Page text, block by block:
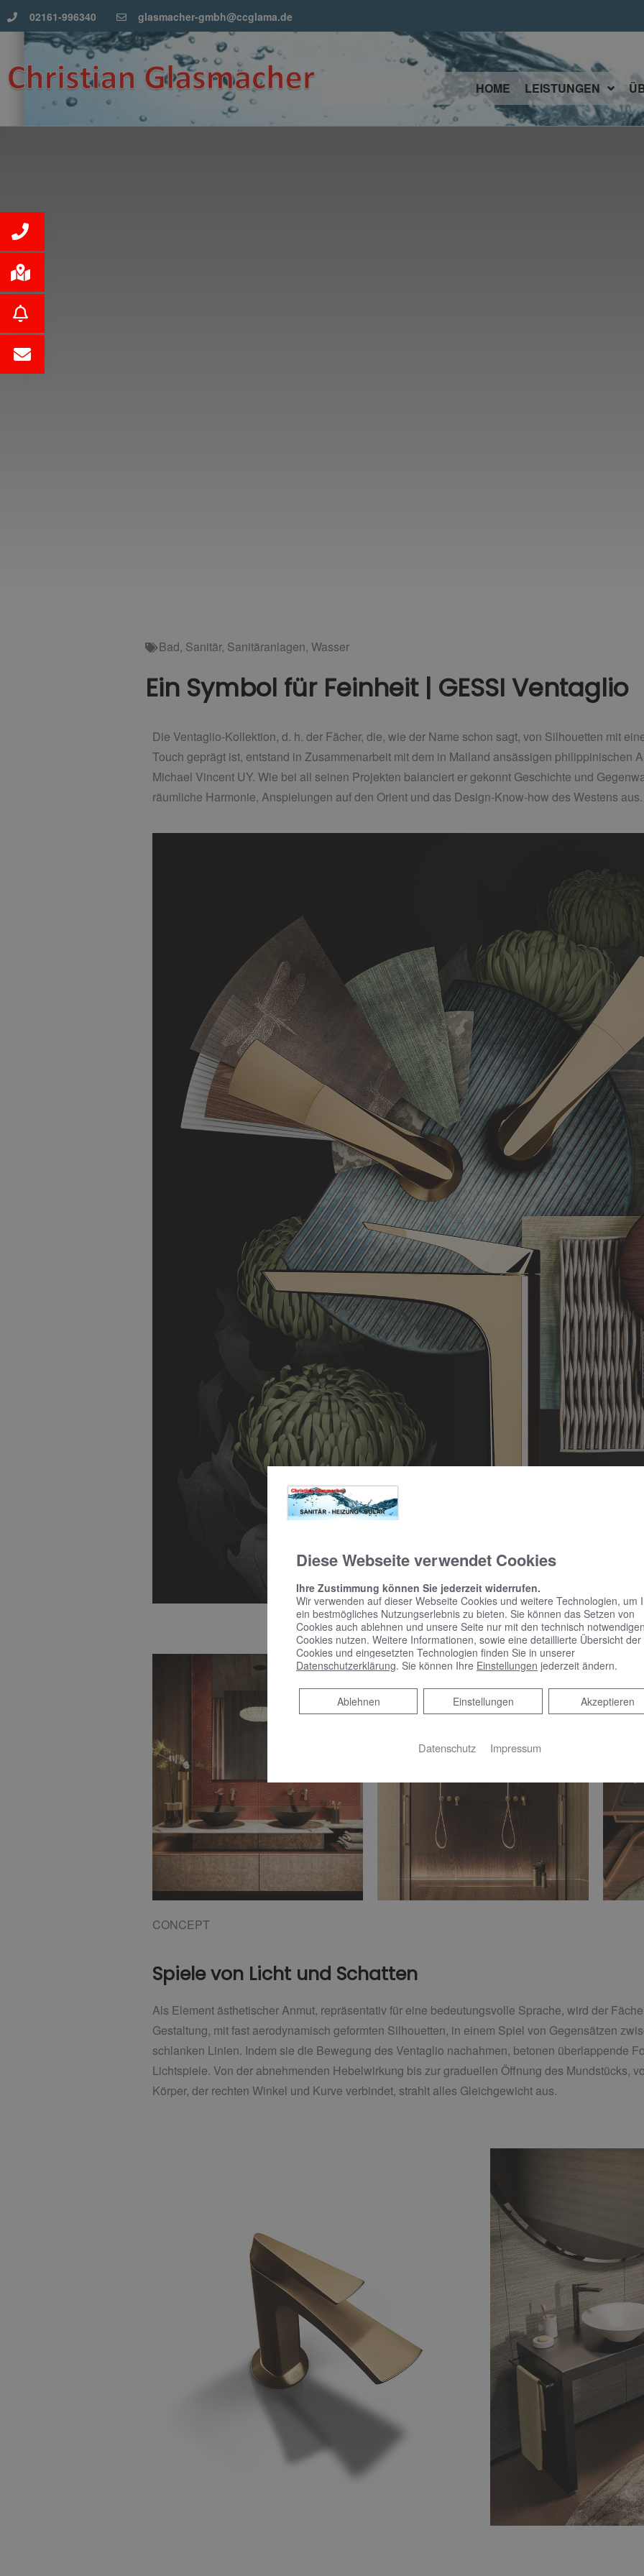
02161-996340 glasmacher-gmbh@ccglama.de
HOME LEISTUNGEN
Bad, Sanitär, Sanitäranlagen, Wasser
Ein Symbol für Feinheit | GESSI Ventaglio
Die Ventaglio-Kollektion, d. h. der Fächer, die, wie der Name schon sagt, von Silhouetten mit
Touch geprägt ist, entstand in Zusammenarbeit mit dem in Mailand ansässigen philippinischen
Michael Vincent UY. Wie bei all seinen Projekten balanciert er gekonnt Geschichte und
räumliche Harmonie, Anspielungen auf den Orient und das Design-Know-how des Westens aus.
CONCEPT
Spiele von Licht und Schatten
Als Element ästhetischer Anmut, repräsentativ für eine bedeutungsvolle Sprache, wird der
Gestaltung, mit fast aerodynamisch geformten Silhouetten, in einem Spiel von Gegensätzen
schlanken Linien. Indem sie die Bewegung des Ventaglio nachahmen, betonen überlappende
Lichtspiele. Von der abnehmenden Hebelwirkung bis zur graduellen Öffnung des Mundstücks,
Körper, der rechten Winkel und Kurve verbindet, strahlt alles Gleichgewicht aus.
Diese Webseite verwendet Cookies
Ihre Zustimmung können Sie jederzeit widerrufen.
Wir verwenden auf dieser Webseite Cookies und weitere Technologien, um
ein bestmögliches Nutzungserlebnis zu bieten. Sie können das Setzen von
Cookies auch ablehnen und unsere Seite nur mit den technisch
Cookies nutzen. Weitere Informationen, sowie eine detaillierte Übersicht der
Cookies und eingesetzten Technologien finden Sie in unserer
Datenschutzerklärung. Sie können Ihre Einstellungen jederzeit ändern.
Akzeptieren
Einstellungen
Ablehnen
Ablehnen
Datenschutz Impressum